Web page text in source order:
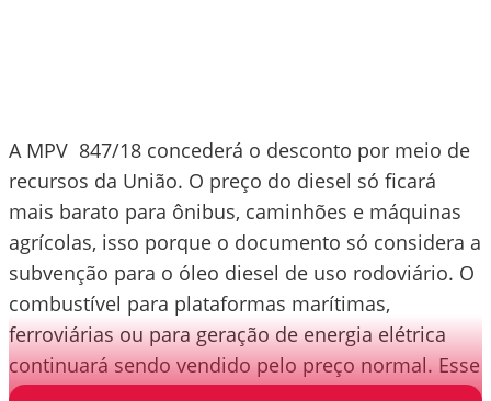
A MPV 847/18 concederá o desconto por meio de
recursos da União. O preço do diesel só ficará
mais barato para ônibus, caminhões e máquinas
agrícolas, isso porque o documento só considera a
subvenção para o óleo diesel de uso rodoviário. O
combustível para plataformas marítimas,
ferroviárias ou para geração de energia elétrica
continuará sendo vendido pelo preço normal. Esse